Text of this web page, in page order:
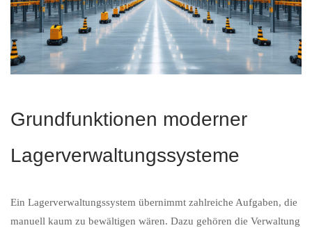
Grundfunktionen moderner
Lagerverwaltungssysteme
Ein Lagerverwaltungssystem übernimmt zahlreiche Aufgaben, die
manuell kaum zu bewältigen wären. Dazu gehören die Verwaltung